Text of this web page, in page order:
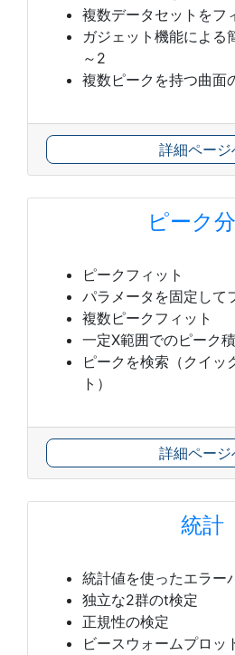
複数データセットをフ
ガジェット機能による
～2
複数ピークを持つ曲面
詳細ページ
ピーク
ピークフィット
パラメータを固定して
複数ピークフィット
一定X範囲でのピーク
ピークを検索（クイッ
ト）
詳細ページ
統計
統計値を使ったエラー
独立な2群のt検定
正規性の検定
ビースウォームプロッ